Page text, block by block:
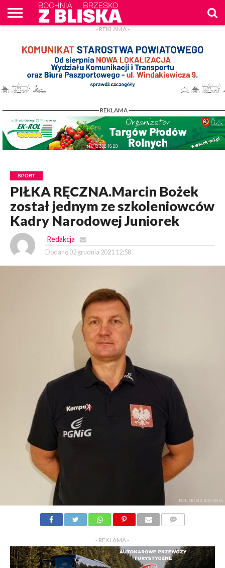
WPROST
REKLAM
- REKLAMA -
- REKLAMA -
SPORT
PIŁKA RĘCZNA.Marcin Bożek
został jednym ze szkoleniowców
Kadry Narodowej Juniorek
Redakcja
Dodano 02 grudnia 2021 12:58
FOT. MOSIR BOCHNIA
- REKLAMA -